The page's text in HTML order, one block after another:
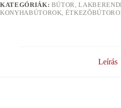
KATEGÓRIÁK: BÚTOR,
KONYHABÚTOROK,
Leírás